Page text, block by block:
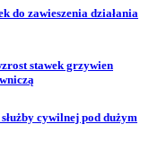
do zawieszenia działania
stawek grzywien
cywilnej pod dużym